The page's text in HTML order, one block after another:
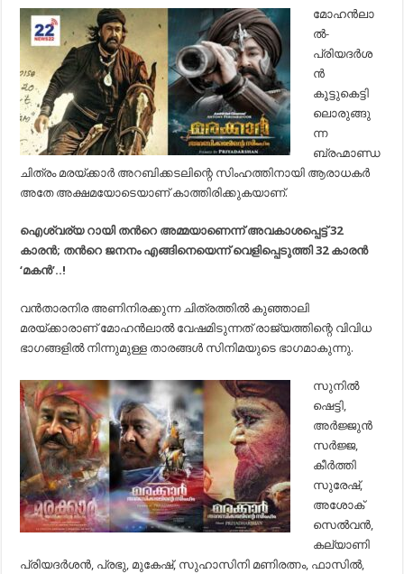
മുന്നേ
മരയ്ക്കാറും
200
കോടി
ക്ലബ്ബില്‍;
ചിത്രം
ഇതുവരെ
നേടിയത്…
മോഹന്‍ലാ
ല്‍-
പ്രിയദര്‍ശ
ന്‍
കൂട്ടുകെട്ടി
ലൊരുങ്ങു
ന്ന
ബ്രഹ്മാണ്ഡ
ചിത്രം മരയ്ക്കാര്‍ അറബിക്കടലിന്റെ സിംഹത്തിനായി ആരാധകര്‍
അതേ അക്ഷമയോടെയാണ് കാത്തിരിക്കുകയാണ്.
ഐശ്വര്യ റായി തന്‍റെ അമ്മയാണെന്ന് അവകാശപ്പെട്ട് 32
കാരന്‍; തന്‍റെ ജനനം എങ്ങിനെയെന്ന് വെളിപ്പെടുത്തി 32 കാരന്‍
‘മകന്‍’..!
വന്‍താരനിര അണിനിരക്കുന്ന ചിത്രത്തില്‍ കുഞ്ഞാലി
മരയ്ക്കാരാണ് മോഹന്‍ലാല്‍ വേഷമിടുന്നത് രാജ്യത്തിന്റെ വിവിധ
ഭാഗങ്ങളില്‍ നിന്നുമുള്ള താരങ്ങള്‍ സിനിമയുടെ ഭാഗമാകുന്നു.
സുനില്‍
ഷെട്ടി,
അര്‍ജ്ജുന്‍
സര്‍ജ്ജ,
കീര്‍ത്തി
സുരേഷ്,
അശോക്
സെല്‍വന്‍,
കല്യാണി
പ്രിയദര്‍ശന്‍, പ്രഭു, മുകേഷ്, സുഹാസിനി മണിരത്നം, ഫാസില്‍,